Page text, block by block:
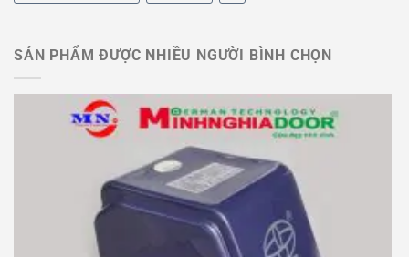
SẢN PHẨM ĐƯỢC NHIỀU NGƯỜI BÌNH CHỌN